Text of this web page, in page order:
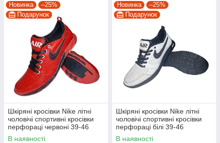
Новинка
–25%
Подарунок
Шкіряні кросівки Nike літні
чоловічі спортивні кросівки
перфораці червоні 39-46
В наявності
Новинка
–25%
Подарунок
Шкіряні кросівки Nike літні
чоловічі спортивні кросівки
перфораці білі 39-46
В наявності